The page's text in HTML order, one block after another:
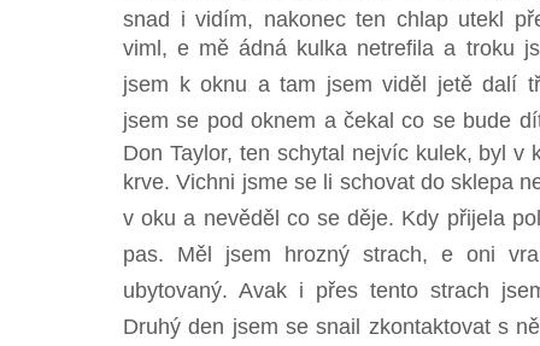
snad i vidím, nakonec ten chlap utekl
viml, e mě ádná kulka netrefila a
jsem k oknu a tam jsem viděl jetě dalí
jsem se pod oknem a čekal co se bude
Don Taylor, ten schytal nejvíc kulek, byl v
krve. Vichni jsme se li schovat do sklepa
v oku a nevěděl co se děje. Kdy přijela
pas. Měl jsem hrozný strach, e oni
ubytovaný. Avak i přes tento strach
Druhý den jsem se snail zkontaktovat s